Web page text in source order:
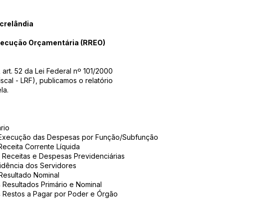
Orçamentária (RREO)
52 da Lei Federal nº 101/2000
- LRF), publicamos o relatório
das Despesas por Função/Subfunção
Corrente Líquida
e Despesas Previdenciárias
dos Servidores
Nominal
Primário e Nominal
a Pagar por Poder e Órgão